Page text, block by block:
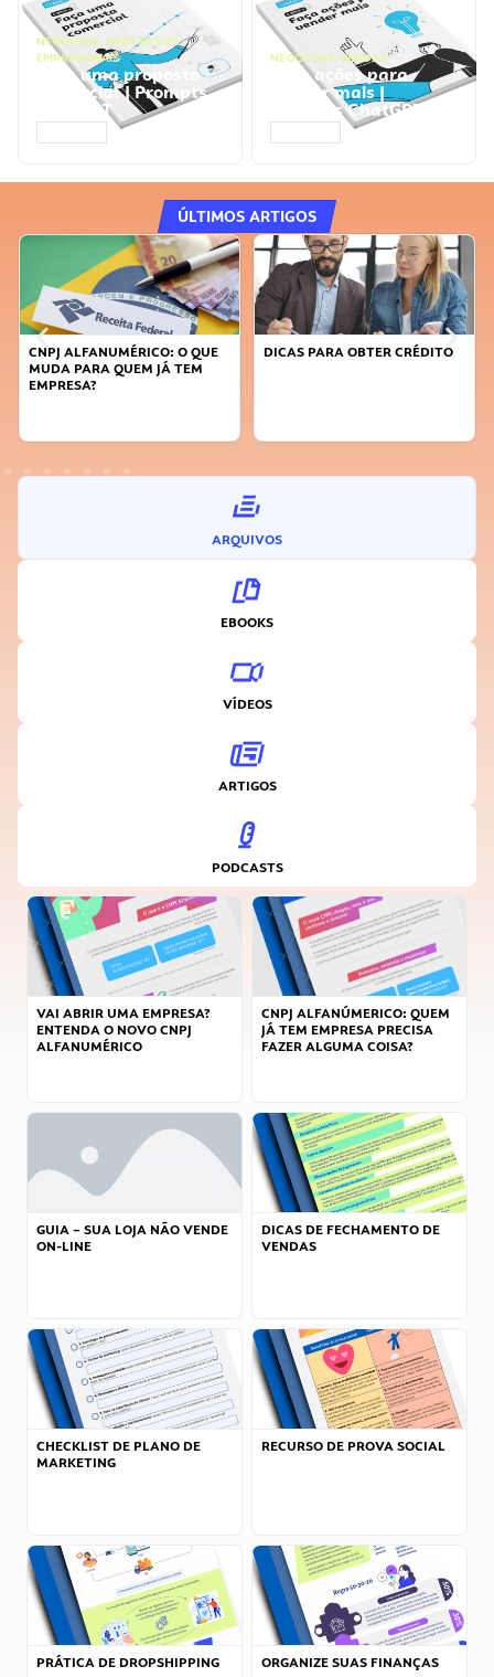
NEGÓCIOS, PROCESSOS
EMPRESARIAIS
Faça uma proposta
comercial | Prompts
ChatGPT
NEGÓCIOS, VENDAS
Faça ações para
vender mais |
Prompts ChatGPT
ÚLTIMOS ARTIGOS
CNPJ ALFANUMÉRICO: O QUE
MUDA PARA QUEM JÁ TEM
EMPRESA?
DICAS PARA OBTER CRÉDITO
ARQUIVOS
EBOOKS
VÍDEOS
ARTIGOS
PODCASTS
VAI ABRIR UMA EMPRESA?
ENTENDA O NOVO CNPJ
ALFANUMÉRICO
CNPJ ALFANÚMERICO: QUEM
JÁ TEM EMPRESA PRECISA
FAZER ALGUMA COISA?
GUIA – SUA LOJA NÃO VENDE
ON-LINE
DICAS DE FECHAMENTO DE
VENDAS
CHECKLIST DE PLANO DE
MARKETING
RECURSO DE PROVA SOCIAL
PRÁTICA DE DROPSHIPPING ORGANIZE SUAS FINANÇAS